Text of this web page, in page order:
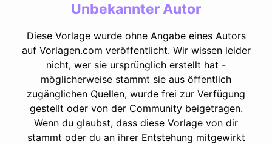
Unbekannter Autor
Diese Vorlage wurde ohne Angabe eines Autors
auf Vorlagen.com veröffentlicht. Wir wissen leider
nicht, wer sie ursprünglich erstellt hat -
möglicherweise stammt sie aus öffentlich
zugänglichen Quellen, wurde frei zur Verfügung
gestellt oder von der Community beigetragen.
Wenn du glaubst, dass diese Vorlage von dir
stammt oder du an ihrer Entstehung mitgewirkt